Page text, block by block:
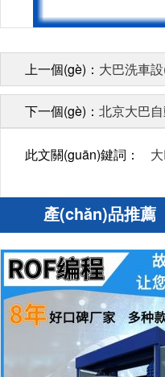
上一個(gè)： 大巴洗車
下一個(gè)： 北京大巴
此文關(guān)鍵詞：
產(chǎn)品推薦